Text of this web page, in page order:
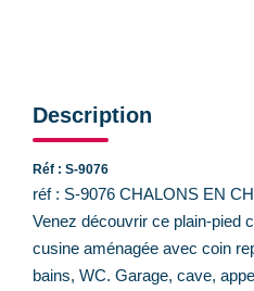
Description
Réf : S-9076
réf : S-9076 CHALONS EN
Venez découvrir ce plain-pied
cusine aménagée avec coin
bains, WC. Garage, cave,